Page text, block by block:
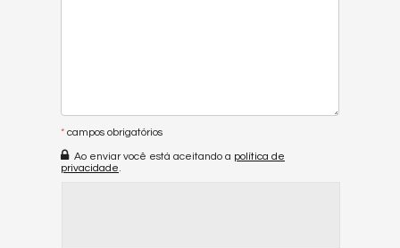
* campos obrigatórios
Ao enviar você está aceitando a política de
privacidade